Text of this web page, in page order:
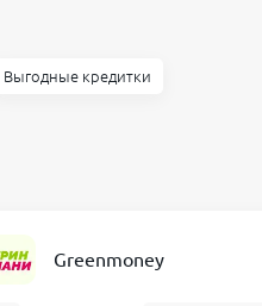
Выгодные кредитки
Greenmoney